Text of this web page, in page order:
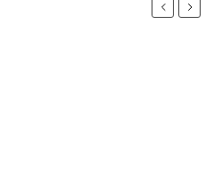
PreviousNext